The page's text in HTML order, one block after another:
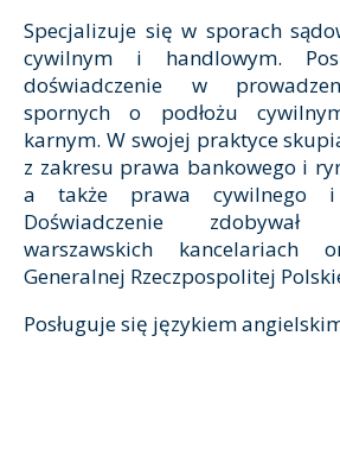
Specjalizuje się w sporach
cywilnym i handlowym.
doświadczenie w
spornych o podłożu
karnym. W swojej praktyce
z zakresu prawa bankowego i
a także prawa cywilnego i
Doświadczenie
warszawskich kancelariach
Generalnej Rzeczpospolitej
Posługuje się językiem